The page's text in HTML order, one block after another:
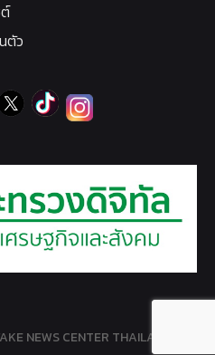
ตัว
NEWS CENTER THAILAND